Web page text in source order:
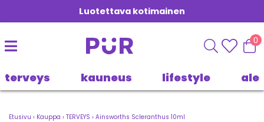
Luotettava kotimainen
0
terveys kauneus lifestyle ale
Etusivu › Kauppa › TERVEYS › Ainsworths Scleranthus 10ml